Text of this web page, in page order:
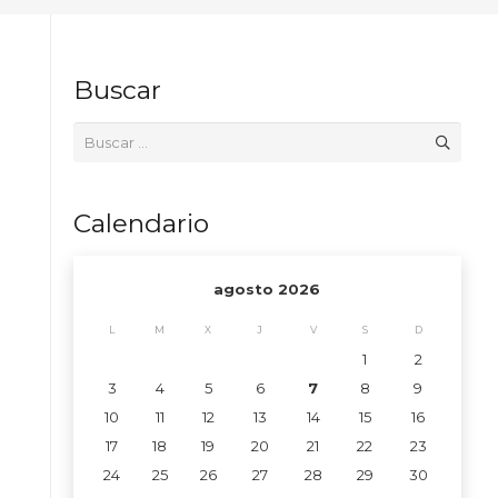
Buscar
Calendario
agosto 2026
L M X J V S D
1
2
3
4 5 6 7 8
9
10
11 12 13 14 15
16
17
18 19 20 21 22
23
24
25 26 27 28 29
30